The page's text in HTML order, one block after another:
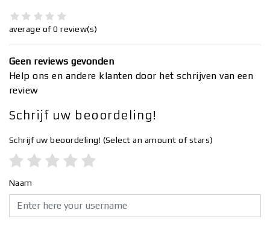
average of 0 review(s)
Geen reviews gevonden
Help ons en andere klanten door het schrijven van een
review
Schrijf uw beoordeling!
Schrijf uw beoordeling! (Select an amount of stars)
Naam